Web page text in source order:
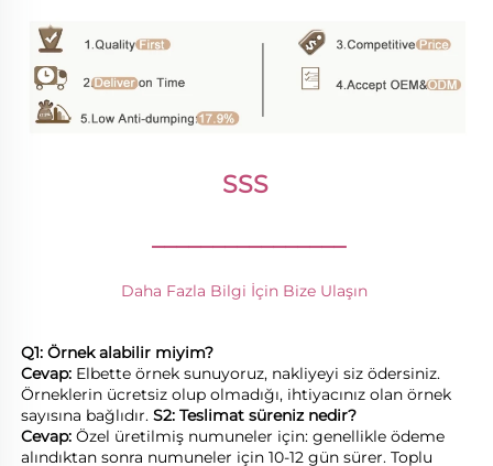
SSS
________________
Daha Fazla Bilgi İçin Bize Ulaşın
Q1: Örnek alabilir miyim?
Cevap: Elbette örnek sunuyoruz, nakliyeyi siz ödersiniz.
Örneklerin ücretsiz olup olmadığı, ihtiyacınız olan örnek
sayısına bağlıdır. S2: Teslimat süreniz nedir?
Cevap: Özel üretilmiş numuneler için: genellikle ödeme
alındıktan sonra numuneler için 10-12 gün sürer. Toplu